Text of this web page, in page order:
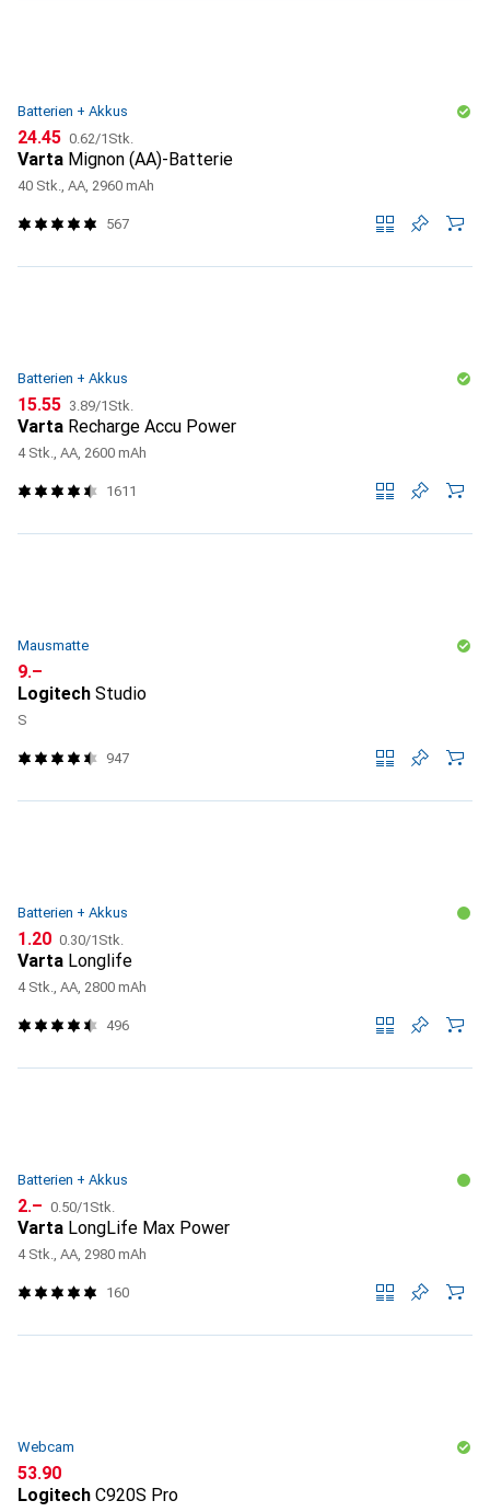
Batterien + Akkus
CHF
24.45 CHF
0.62/1Stk.
Varta Mignon (AA)-Batterie
40 Stk., AA, 2960 mAh
567
Batterien + Akkus
CHF
15.55 CHF
3.89/1Stk.
Varta Recharge Accu Power
4 Stk., AA, 2600 mAh
1611
Mausmatte
CHF
9.–
Logitech Studio
S
947
Batterien + Akkus
CHF
1.20 CHF
0.30/1Stk.
Varta Longlife
4 Stk., AA, 2800 mAh
496
Batterien + Akkus
CHF
2.– CHF
0.50/1Stk.
Varta LongLife Max Power
4 Stk., AA, 2980 mAh
160
Webcam
CHF
53.90
Logitech C920S Pro